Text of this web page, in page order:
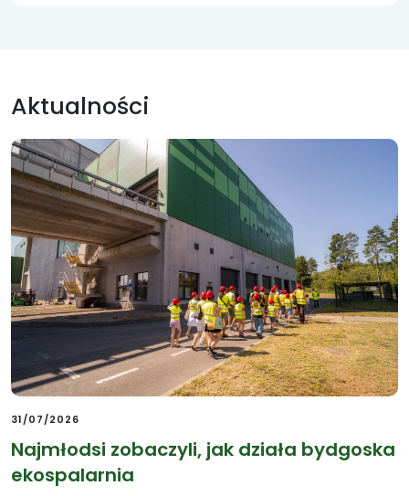
Aktualności
31/07/2026
Najmłodsi zobaczyli, jak działa bydgoska
ekospalarnia